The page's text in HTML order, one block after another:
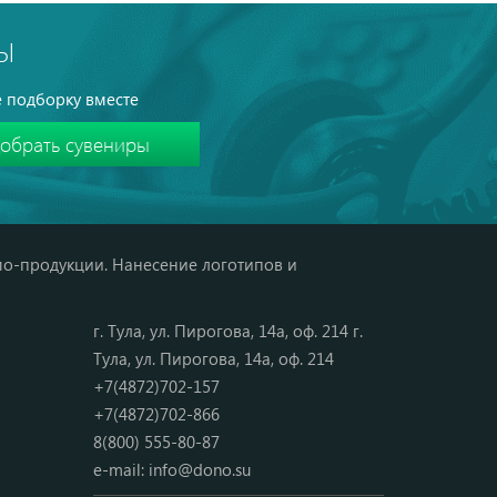
подборку вместе
продукции. Нанесение логотипов и
г. Тула, ул. Пирогова, 14а, оф. 214 г.
Тула, ул. Пирогова, 14а, оф. 214
+7(4872)702-157
+7(4872)702-866
8(800) 555-80-87
e-mail: info@dono.su